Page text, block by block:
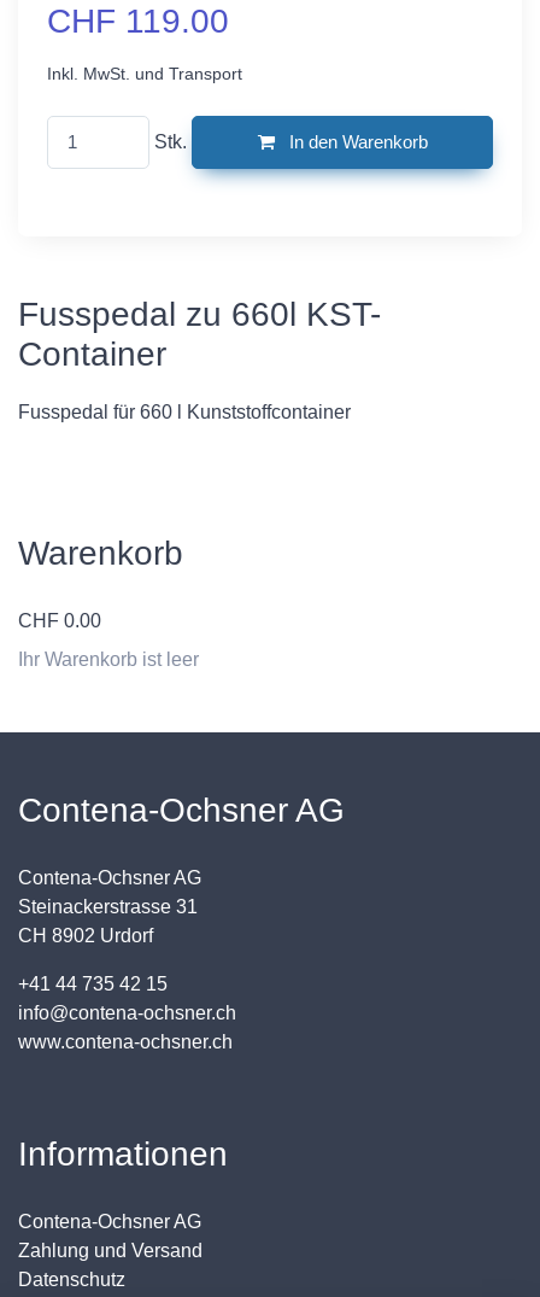
CHF 119.00
Inkl. MwSt. und Transport
Stk. In den Warenkorb
Fusspedal zu 660l KST-
Container
Fusspedal für 660 l Kunststoffcontainer
Warenkorb
CHF 0.00
Ihr Warenkorb ist leer
Contena-Ochsner AG
Contena-Ochsner AG
Steinackerstrasse 31
CH 8902 Urdorf
+41 44 735 42 15
info@contena-ochsner.ch
www.contena-ochsner.ch
Informationen
Contena-Ochsner AG
Zahlung und Versand
Datenschutz